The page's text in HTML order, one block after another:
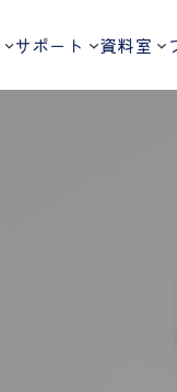
サポート 資料室